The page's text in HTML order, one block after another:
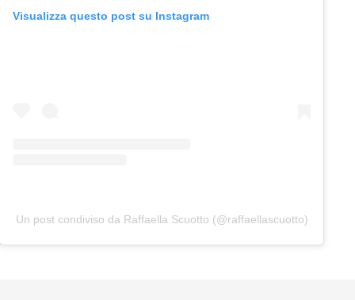
Visualizza questo post su Instagram
Un post condiviso da Raffaella Scuotto (@raffaellascuotto)